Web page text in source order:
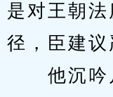
是对王朝
径，臣建议
他沉吟片